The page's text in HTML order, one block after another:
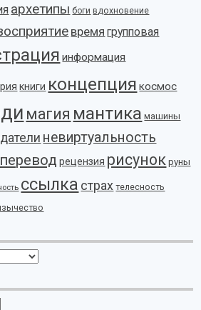
архетипы боги вдохновение
время групповая
информация
книги концепция космос
магия мантика машины
невиртуальность
перевод рецензия рисунок руны
ссылка страх телесность